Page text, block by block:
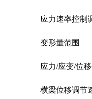
应力速率控制
变形量范围
应力/应变/位
横梁位移调节